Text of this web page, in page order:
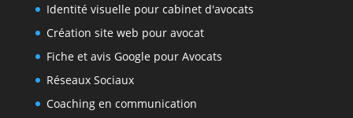
Identité visuelle pour cabinet d'avocats
Création site web pour avocat
Fiche et avis Google pour Avocats
Réseaux Sociaux
Coaching en communication